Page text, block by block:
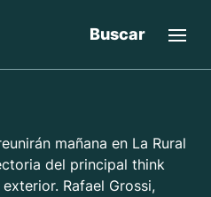
Buscar
mañana en La Rural
del principal think
Rafael Grossi,